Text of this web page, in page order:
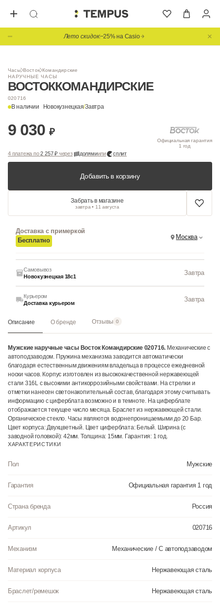
Лето скидок−25% на Casio
Часы Восток Командирские
НАРУЧНЫЕ ЧАСЫ
ВОСТОККОМАНДИРСКИЕ
020716
В наличии Новокузнецкая/Завтра
1/ 3
9 030 ₽
Официальная гарантия
1 год
4 платежа по2 257 ₽через долямиили сплит
Добавить в корзину
Забрать в магазине
завтра • 11 августа
Доставка с примеркой
Бесплатно
Москва
Самовывоз
Новокузнецкая 18с1
Завтра
Курьером
Доставка курьером
Завтра
Описание О бренде Отзывы 0
Мужские наручные часы Восток Командирские 020716. Механические с
автоподзаводом. Пружина механизма заводится автоматически
благодаря естественным движениям владельца в процессе ежедневной
носки часов. Корпус изготовлен из высококачественной нержавеющей
стали 316L с высокими антикоррозийными свойствами. На стрелки и
отметки нанесен светонакопительный состав, благодаря этому считывать
информацию с циферблата возможно и в темноте. На циферблате
отображается текущее число месяца. Браслет из нержавеющей стали.
Органическое стекло. Часы являются водонепроницаемыми до 20 Бар.
Цвет корпуса: Двухцветный. Цвет циферблата: Белый. Ширина (с
заводной головкой): 42мм. Толщина: 15мм. Гарантия: 1 год.
ХАРАКТЕРИСТИКИ
Пол Мужские
Гарантия Официальная гарантия 1 год
Страна бренда Россия
Артикул 020716
Механизм Механические / С автоподзаводом
Материал корпуса Нержавеющая сталь
Браслет/ремешок Нержавеющая сталь